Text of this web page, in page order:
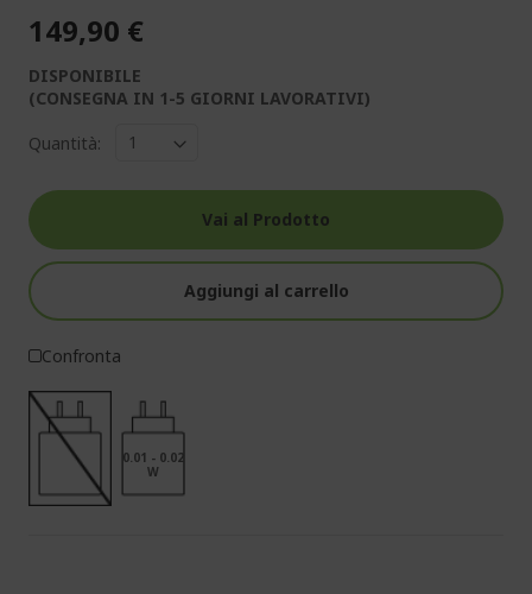
149,90 €
DISPONIBILE
(CONSEGNA IN 1-5 GIORNI LAVORATIVI)
Quantità:
Vai al Prodotto
Aggiungi al carrello
Confronta
0.01 - 0.02
W